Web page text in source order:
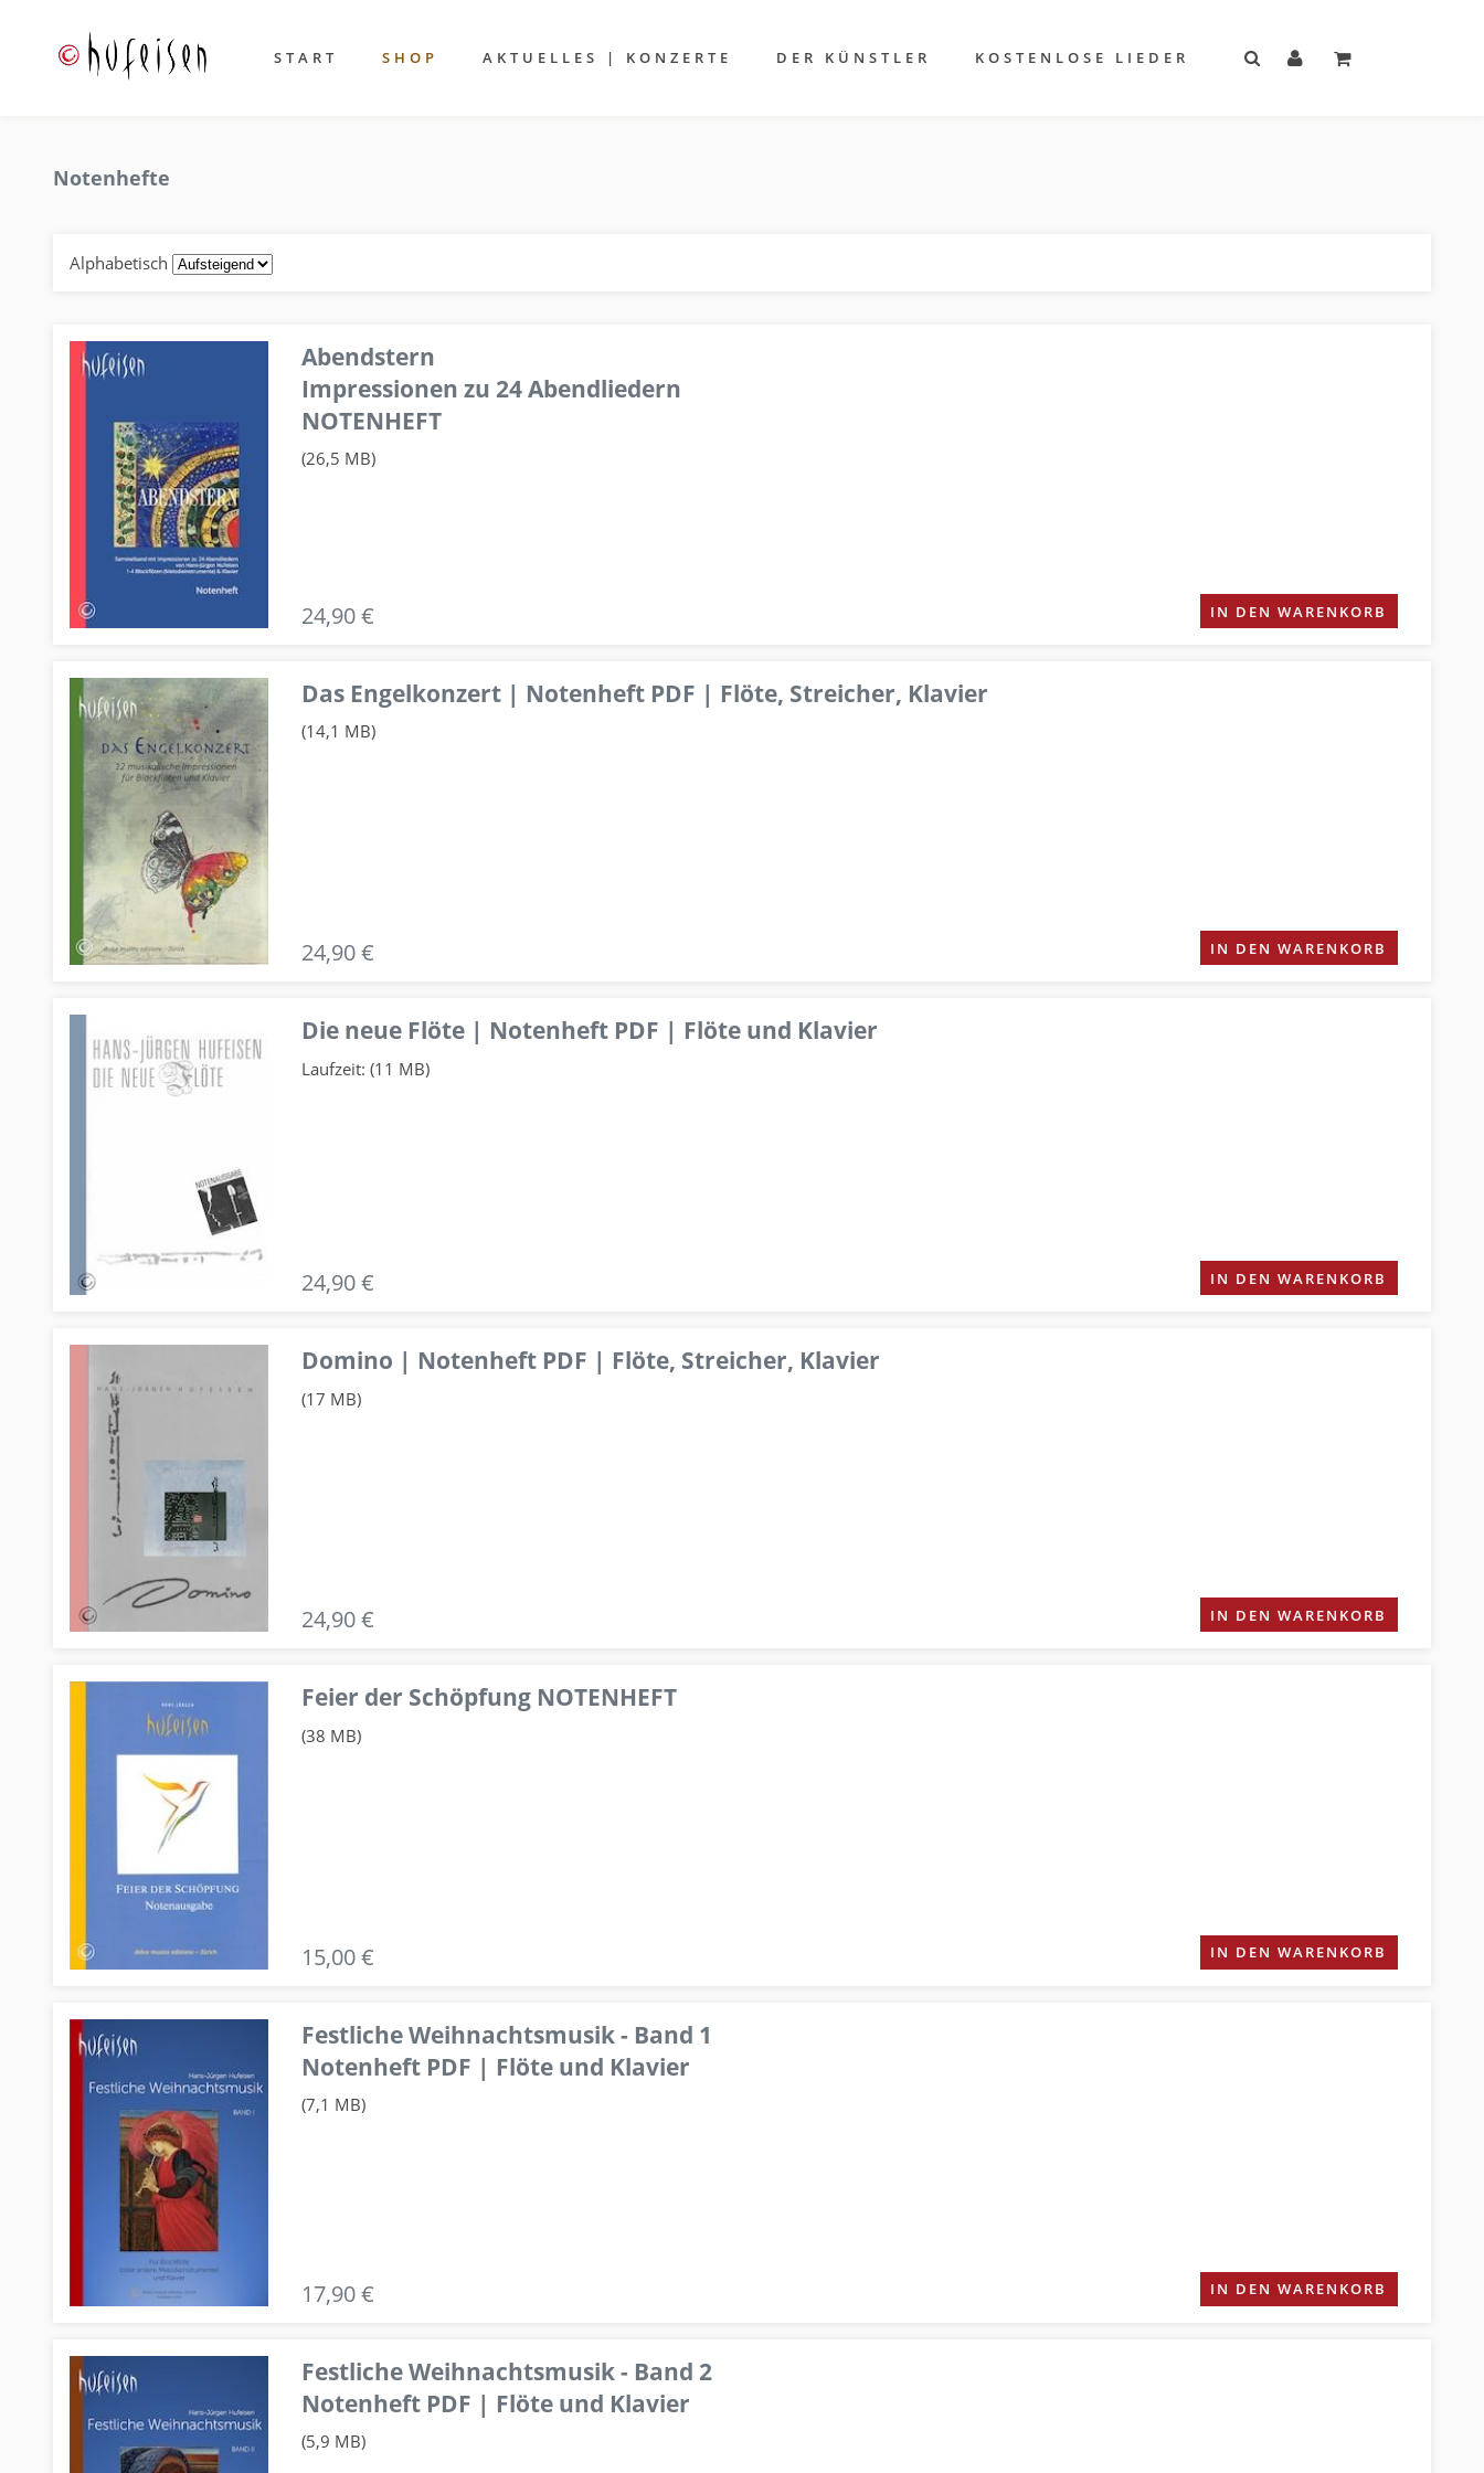
START SHOP AKTUELLES | KONZERTE DER KÜNSTLER KOSTENLOSE LIEDER
Notenhefte
Alphabetisch
Abendstern
Impressionen zu 24 Abendliedern
NOTENHEFT
(26,5 MB)
24,90 € IN DEN WARENKORB
Das Engelkonzert | Notenheft PDF | Flöte, Streicher, Klavier
(14,1 MB)
24,90 € IN DEN WARENKORB
Die neue Flöte | Notenheft PDF | Flöte und Klavier
Laufzeit: (11 MB)
24,90 € IN DEN WARENKORB
Domino | Notenheft PDF | Flöte, Streicher, Klavier
(17 MB)
24,90 € IN DEN WARENKORB
Feier der Schöpfung NOTENHEFT
(38 MB)
15,00 € IN DEN WARENKORB
Festliche Weihnachtsmusik - Band 1
Notenheft PDF | Flöte und Klavier
(7,1 MB)
17,90 € IN DEN WARENKORB
Festliche Weihnachtsmusik - Band 2
Notenheft PDF | Flöte und Klavier
(5,9 MB)